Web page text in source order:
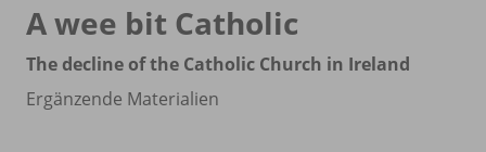
A wee bit Catholic
The decline of the Catholic Church in Ireland
Ergänzende Materialien